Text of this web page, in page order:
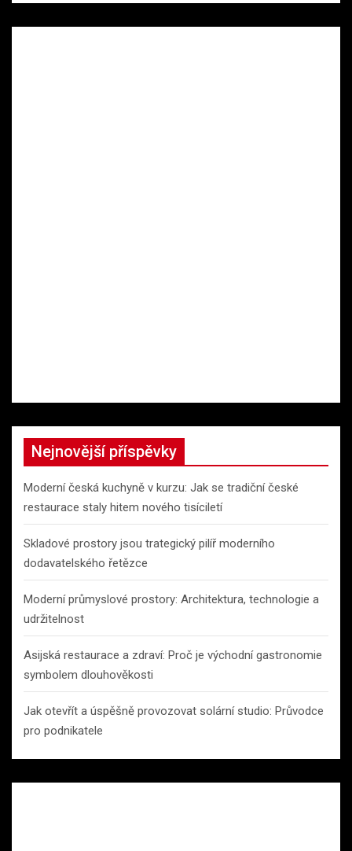
Nejnovější příspěvky
Moderní česká kuchyně v kurzu: Jak se tradiční české
restaurace staly hitem nového tisíciletí
Skladové prostory jsou trategický pilíř moderního
dodavatelského řetězce
Moderní průmyslové prostory: Architektura, technologie a
udržitelnost
Asijská restaurace a zdraví: Proč je východní gastronomie
symbolem dlouhověkosti
Jak otevřít a úspěšně provozovat solární studio: Průvodce
pro podnikatele